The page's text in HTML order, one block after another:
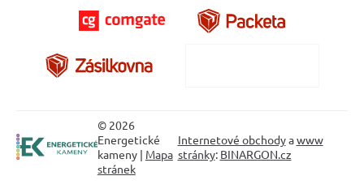
© 2026
Energetické
kameny | Mapa
stránek
Internetové obchodyawww
stránky: BINARGON.cz